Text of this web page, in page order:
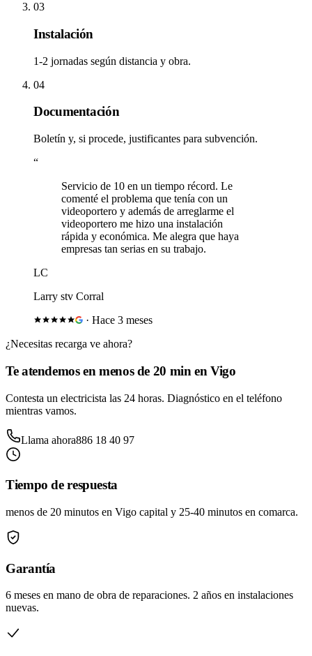
03
Instalación
1-2 jornadas según distancia y obra.
04
Documentación
Boletín y, si procede, justificantes para subvención.
“
Servicio de 10 en un tiempo récord. Le
comenté el problema que tenía con un
videoportero y además de arreglarme el
videoportero me hizo una instalación
rápida y económica. Me alegra que haya
empresas tan serias en su trabajo.
LC
Larry stv Corral
· Hace 3 meses
¿Necesitas recarga ve ahora?
Te atendemos en menos de 20 min en Vigo
Contesta un electricista las 24 horas. Diagnóstico en el teléfono
mientras vamos.
Llama ahora886 18 40 97
Tiempo de respuesta
menos de 20 minutos en Vigo capital y 25-40 minutos en comarca.
Garantía
6 meses en mano de obra de reparaciones. 2 años en instalaciones
nuevas.